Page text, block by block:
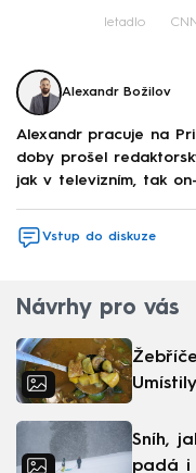
letadlo
Alexandr Božilov
Alexandr pracuje na
doby prošel
jak v televizním, tak
Vstup do diskuze
Návrhy pro vás
Sníh,
padá i